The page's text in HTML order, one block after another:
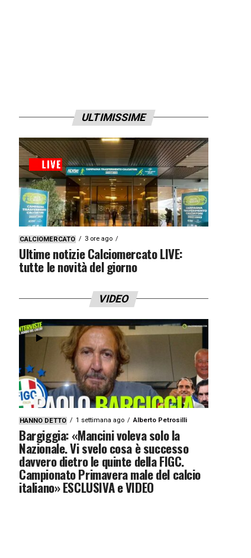
ULTIMISSIME
CALCIOMERCATO 3 ore ago
Ultime notizie Calciomercato LIVE:
tutte le novità del giorno
VIDEO
HANNO DETTO 1 settimana ago Alberto Petrosilli
Bargiggia: «Mancini voleva solo la
Nazionale. Vi svelo cosa è successo
davvero dietro le quinte della FIGC.
Campionato Primavera male del calcio
italiano» ESCLUSIVA e VIDEO